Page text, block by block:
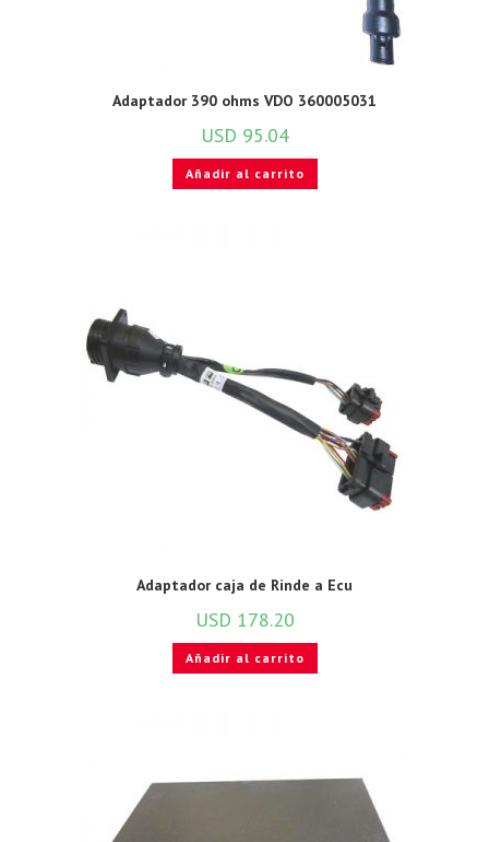
Adaptador 390 ohms VDO 360005031
USD 95.04
Añadir al carrito
Adaptador caja de Rinde a Ecu
USD 178.20
Añadir al carrito